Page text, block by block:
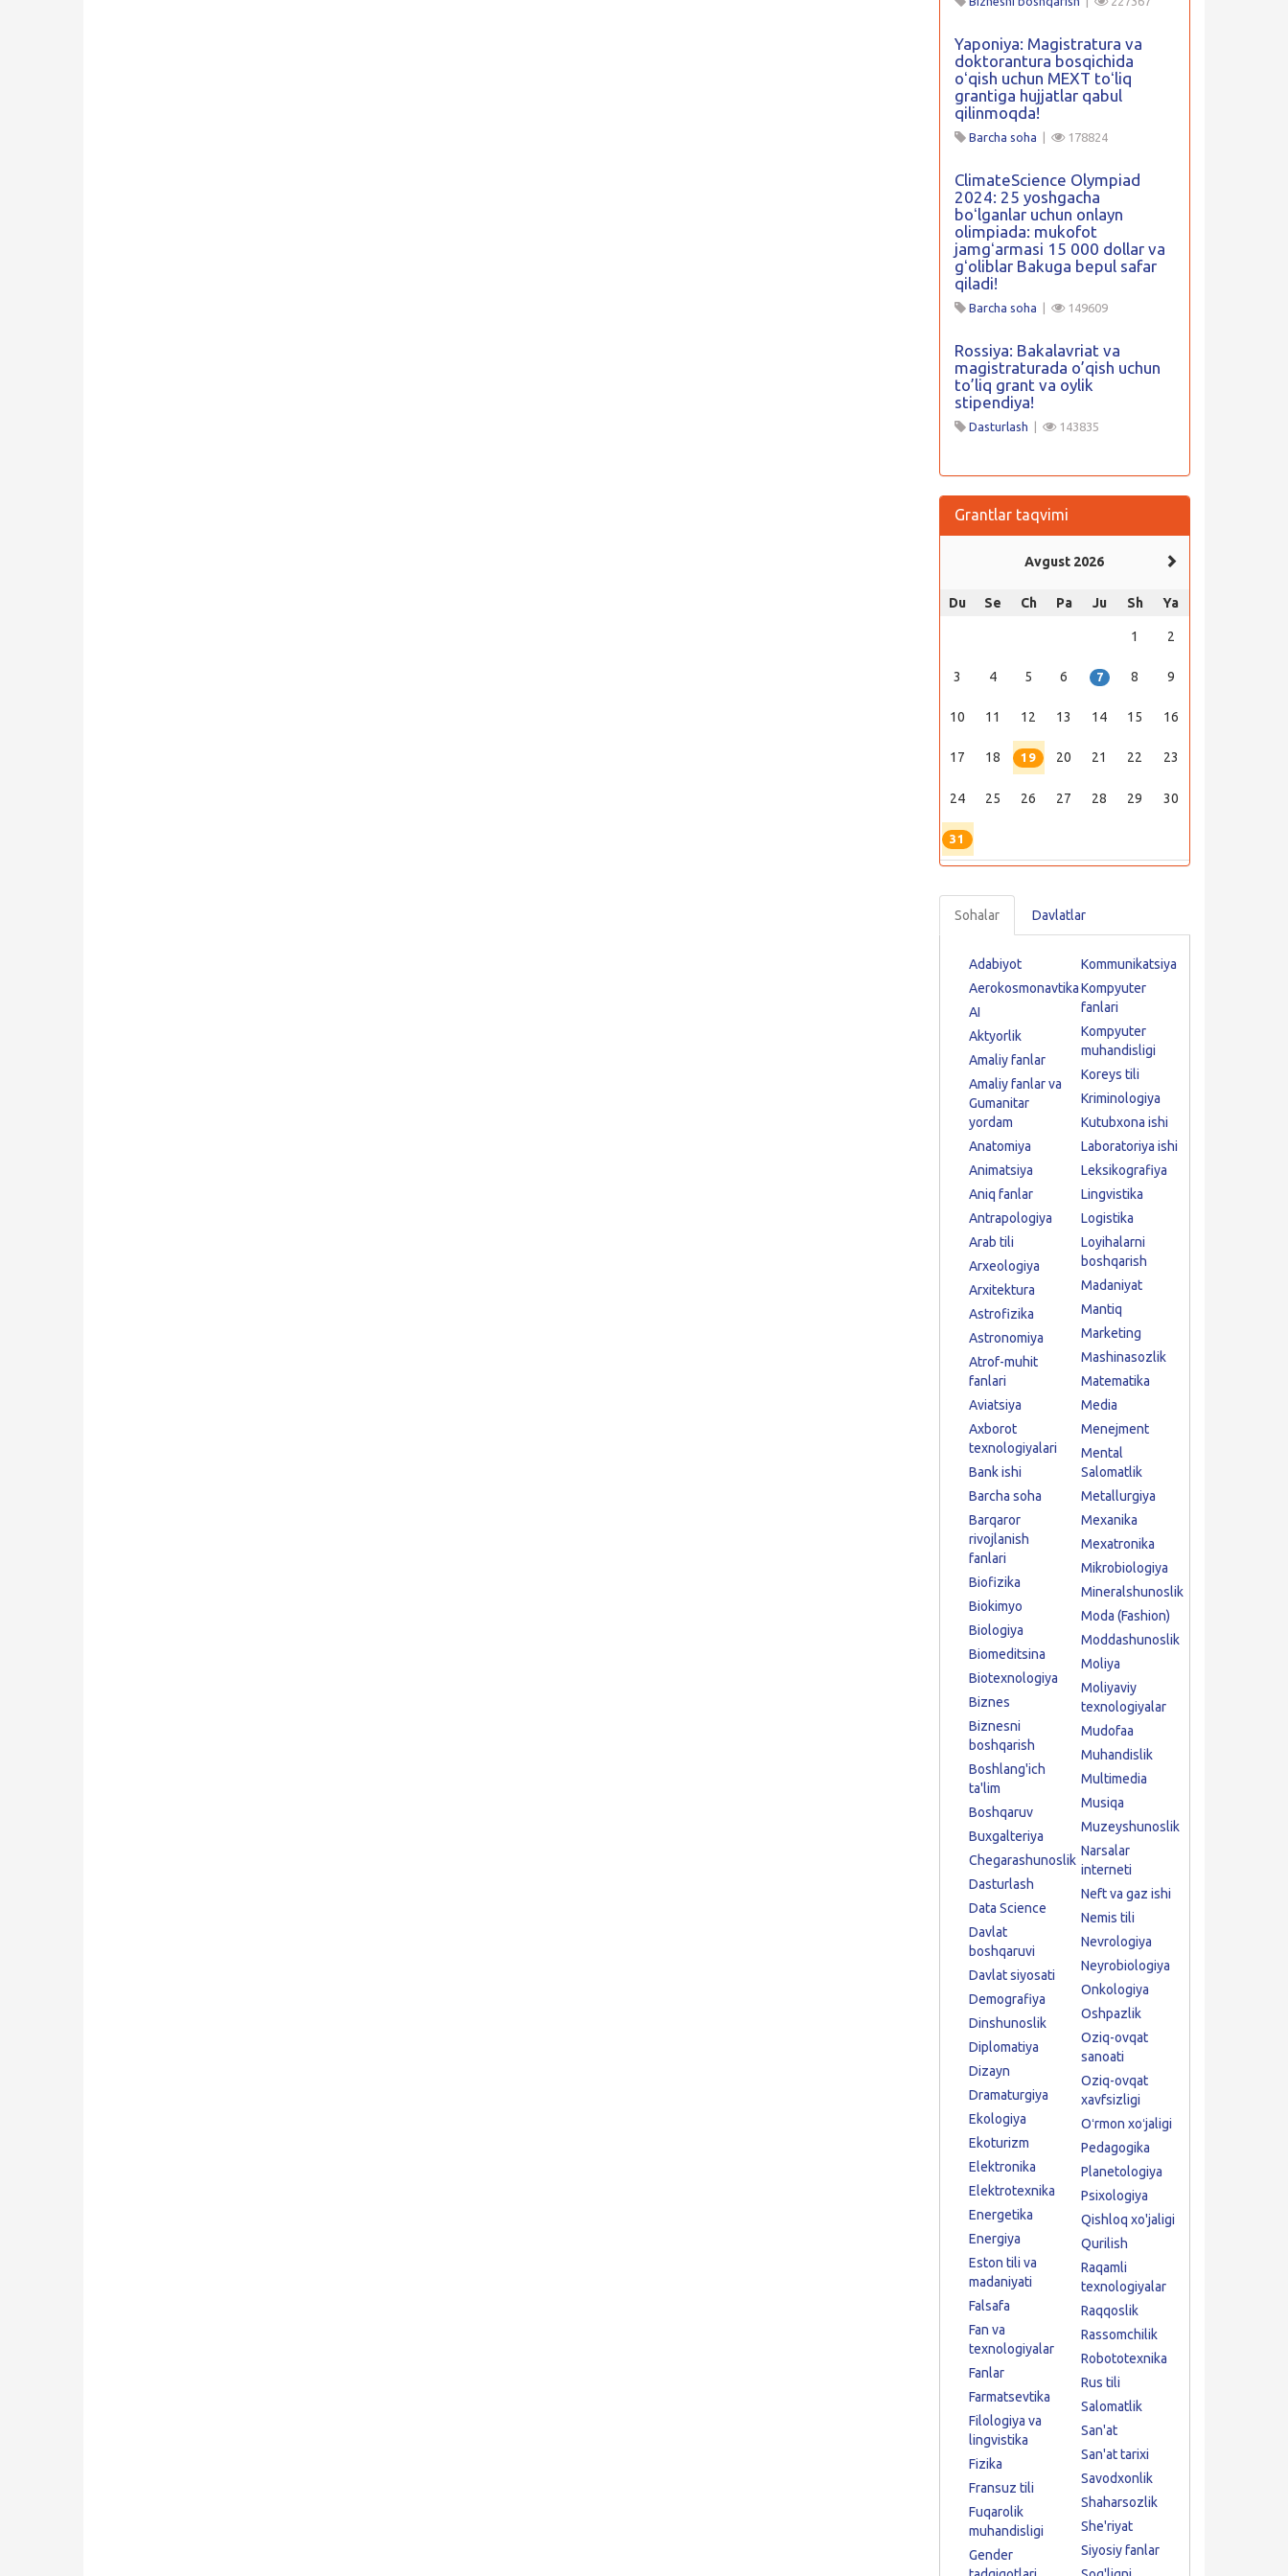
Yaponiya: Magistratura va
doktorantura bosqichida
oʻqish uchun MEXT toʻliq
grantiga hujjatlar qabul
qilinmoqda!
Barcha soha 178824
ClimateScience Olympiad
2024: 25 yoshgacha
boʻlganlar uchun onlayn
olimpiada: mukofot
jamgʻarmasi 15 000 dollar va
gʻoliblar Bakuga bepul safar
qiladi!
Barcha soha 149609
Rossiya: Bakalavriat va
magistraturada o’qish uchun
to’liq grant va oylik
stipendiya!
Dasturlash 143835
Grantlar taqvimi
Avgust 2026
Du Se Ch Pa Ju Sh Ya
1 2
3 4 5 6 7 8 9
10 11 12 13 14 15 16
17 18 19 20 21 22 23
24 25 26 27 28 29 30
31
Sohalar Davlatlar
Adabiyot
Aerokosmonavtika
AI
Aktyorlik
Amaliy fanlar
Amaliy fanlar va
Gumanitar
yordam
Anatomiya
Animatsiya
Aniq fanlar
Antrapologiya
Arab tili
Arxeologiya
Arxitektura
Astrofizika
Astronomiya
Atrof-muhit
fanlari
Aviatsiya
Axborot
texnologiyalari
Bank ishi
Barcha soha
Barqaror
rivojlanish
fanlari
Biofizika
Biokimyo
Biologiya
Biomeditsina
Biotexnologiya
Biznes
Biznesni
boshqarish
Boshlang'ich
ta'lim
Boshqaruv
Buxgalteriya
Chegarashunoslik
Dasturlash
Data Science
Davlat
boshqaruvi
Davlat siyosati
Demografiya
Dinshunoslik
Diplomatiya
Dizayn
Dramaturgiya
Ekologiya
Ekoturizm
Elektronika
Elektrotexnika
Energetika
Energiya
Eston tili va
madaniyati
Falsafa
Fan va
texnologiyalar
Fanlar
Farmatsevtika
Filologiya va
lingvistika
Fizika
Fransuz tili
Fuqarolik
muhandisligi
Gender
Kommunikatsiya
Kompyuter
fanlari
Kompyuter
muhandisligi
Koreys tili
Kriminologiya
Kutubxona ishi
Laboratoriya ishi
Leksikografiya
Lingvistika
Logistika
Loyihalarni
boshqarish
Madaniyat
Mantiq
Marketing
Mashinasozlik
Matematika
Media
Menejment
Mental
Salomatlik
Metallurgiya
Mexanika
Mexatronika
Mikrobiologiya
Mineralshunoslik
Moda (Fashion)
Moddashunoslik
Moliya
Moliyaviy
texnologiyalar
Mudofaa
Muhandislik
Multimedia
Musiqa
Muzeyshunoslik
Narsalar
interneti
Neft va gaz ishi
Nemis tili
Nevrologiya
Neyrobiologiya
Onkologiya
Oshpazlik
Oziq-ovqat
sanoati
Oziq-ovqat
xavfsizligi
Oʻrmon xoʻjaligi
Pedagogika
Planetologiya
Psixologiya
Qishloq xo'jaligi
Qurilish
Raqamli
texnologiyalar
Raqqoslik
Rassomchilik
Robototexnika
Rus tili
Salomatlik
San'at
San'at tarixi
Savodxonlik
Shaharsozlik
She'riyat
Siyosiy fanlar